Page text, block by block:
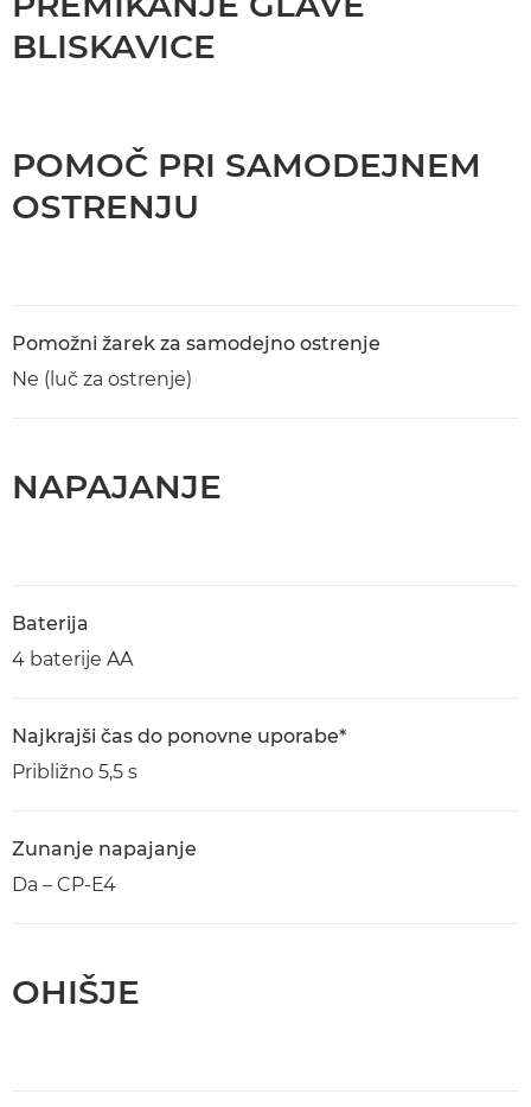
BLISKAVICE
POMOČ PRI SAMODEJNEM
OSTRENJU
Pomožni žarek za samodejno ostrenje
Ne (luč za ostrenje)
NAPAJANJE
Baterija
4 baterije AA
Najkrajši čas do ponovne uporabe*
Približno 5,5 s
Zunanje napajanje
Da – CP-E4
OHIŠJE